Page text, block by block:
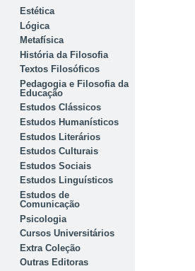
Estética
Lógica
Metafísica
História da Filosofia
Textos Filosóficos
Pedagogia e Filosofia da
Educação
Estudos Clássicos
Estudos Humanísticos
Estudos Literários
Estudos Culturais
Estudos Sociais
Estudos Linguísticos
Estudos de
Comunicação
Psicologia
Cursos Universitários
Extra Coleção
Outras Editoras